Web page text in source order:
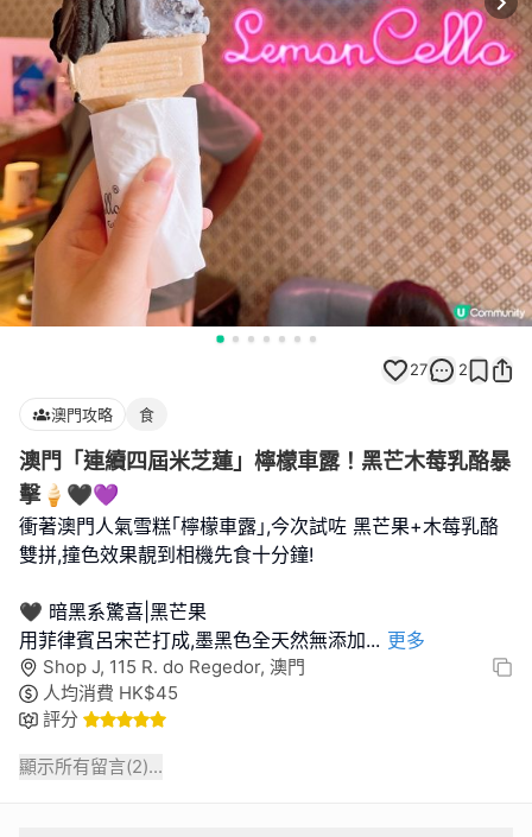
27 2
澳門攻略 食
澳門「連續四屆米芝蓮」檸檬車露！黑芒木莓乳酪暴
擊🍦🖤💜
衝著澳門人氣雪糕｢檸檬車露｣,今次試咗 黑芒果+木莓乳酪
雙拼,撞色效果靚到相機先食十分鐘!
🖤 暗黑系驚喜|黑芒果
用菲律賓呂宋芒打成,墨黑色全天然無添加... 更多
Shop J, 115 R. do Regedor, 澳門
人均消費 HK$45
評分
顯示所有留言(2)...